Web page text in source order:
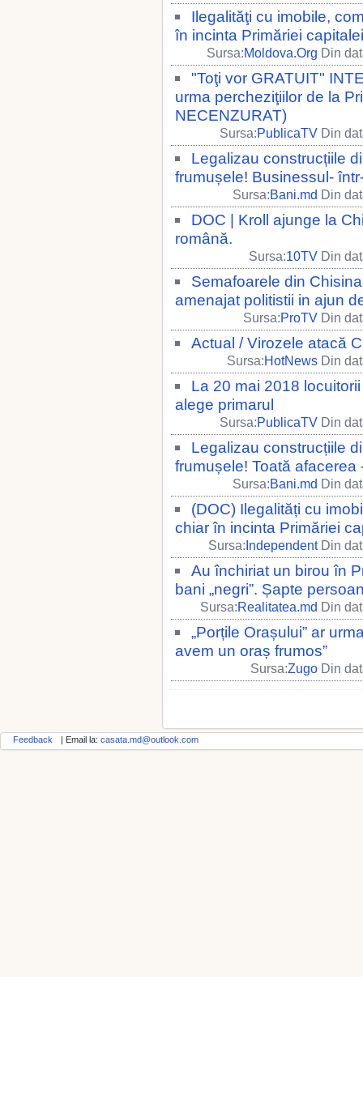
Ilegalităţi cu imobile,
în incinta Primăriei
Sursa:Moldova.Org Din
"Toţi vor GRATUIT"
urma percheziţiilor de la
NECENZURAT)
Sursa:PublicaTV Din
Legalizau construcțiile
frumușele! Businessul-
Sursa:Bani.md Din
DOC | Kroll ajunge la
română.
Sursa:10TV Din
Semafoarele din
amenajat politistii in ajun
Sursa:ProTV Din
Actual / Virozele atacă
Sursa:HotNews Din
La 20 mai 2018
alege primarul
Sursa:PublicaTV Din
Legalizau construcțiile
frumușele! Toată
Sursa:Bani.md Din
(DOC) Ilegalități cu
chiar în incinta Primăriei
Sursa:IndependentDin
Au închiriat un birou în
bani „negri”. Șapte
Sursa:Realitatea.md Din
„Porțile Orașului” ar
avem un oraș frumos”
Sursa:Zugo Din
Feedback | Email la: casata.md@outlook.com